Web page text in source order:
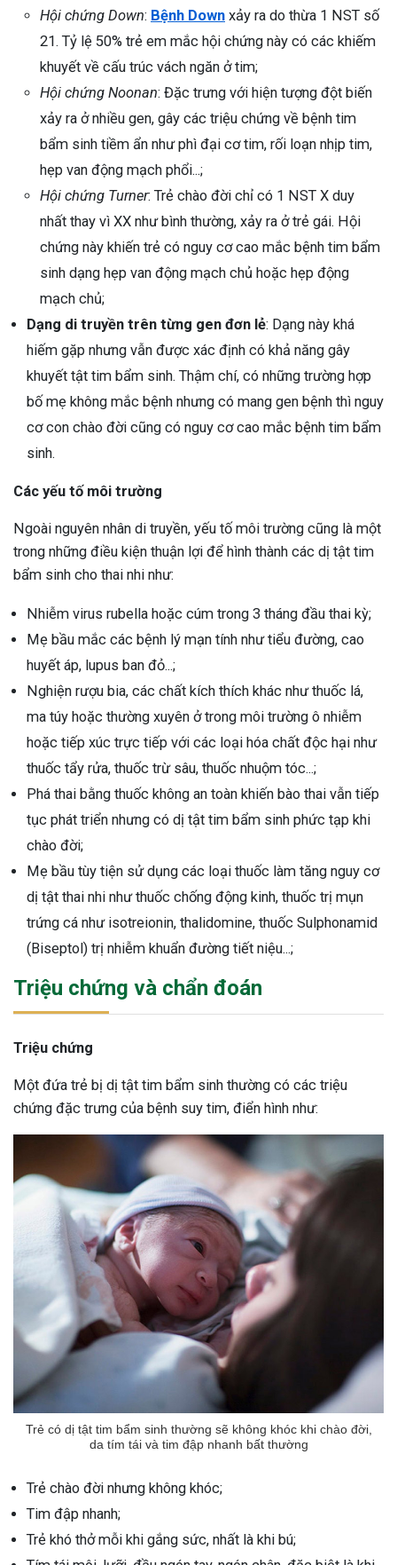
Hội chứng Down: Bệnh Down xảy ra do thừa 1 NST số
21. Tỷ lệ 50% trẻ em mắc hội chứng này có các khiếm
khuyết về cấu trúc vách ngăn ở tim;
Hội chứng Noonan: Đặc trưng với hiện tượng đột biến
xảy ra ở nhiều gen, gây các triệu chứng về bệnh tim
bẩm sinh tiềm ẩn như phì đại cơ tim, rối loạn nhịp tim,
hẹp van động mạch phổi...;
Hội chứng Turner: Trẻ chào đời chỉ có 1 NST X duy
nhất thay vì XX như bình thường, xảy ra ở trẻ gái. Hội
chứng này khiến trẻ có nguy cơ cao mắc bệnh tim bẩm
sinh dạng hẹp van động mạch chủ hoặc hẹp động
mạch chủ;
Dạng di truyền trên từng gen đơn lẻ: Dạng này khá
hiếm gặp nhưng vẫn được xác định có khả năng gây
khuyết tật tim bẩm sinh. Thậm chí, có những trường hợp
bố mẹ không mắc bệnh nhưng có mang gen bệnh thì nguy
cơ con chào đời cũng có nguy cơ cao mắc bệnh tim bẩm
sinh.
Các yếu tố môi trường
Ngoài nguyên nhân di truyền, yếu tố môi trường cũng là một
trong những điều kiện thuận lợi để hình thành các dị tật tim
bẩm sinh cho thai nhi như:
Nhiễm virus rubella hoặc cúm trong 3 tháng đầu thai kỳ;
Mẹ bầu mắc các bệnh lý mạn tính như tiểu đường, cao
huyết áp, lupus ban đỏ...;
Nghiện rượu bia, các chất kích thích khác như thuốc lá,
ma túy hoặc thường xuyên ở trong môi trường ô nhiễm
hoặc tiếp xúc trực tiếp với các loại hóa chất độc hại như
thuốc tẩy rửa, thuốc trừ sâu, thuốc nhuộm tóc...;
Phá thai bằng thuốc không an toàn khiến bào thai vẫn tiếp
tục phát triển nhưng có dị tật tim bẩm sinh phức tạp khi
chào đời;
Mẹ bầu tùy tiện sử dụng các loại thuốc làm tăng nguy cơ
dị tật thai nhi như thuốc chống động kinh, thuốc trị mụn
trứng cá như isotreionin, thalidomine, thuốc Sulphonamid
(Biseptol) trị nhiễm khuẩn đường tiết niệu...;
Triệu chứng và chẩn đoán
Triệu chứng
Một đứa trẻ bị dị tật tim bẩm sinh thường có các triệu
chứng đặc trưng của bệnh suy tim, điển hình như:
Trẻ có dị tật tim bẩm sinh thường sẽ không khóc khi chào đời,
da tím tái và tim đập nhanh bất thường
Trẻ chào đời nhưng không khóc;
Tim đập nhanh;
Trẻ khó thở mỗi khi gắng sức, nhất là khi bú;